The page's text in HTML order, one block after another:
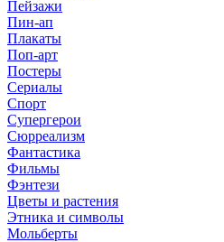
Пейзажи
Пин-ап
Плакаты
Поп-арт
Постеры
Сериалы
Спорт
Супергерои
Сюрреализм
Фантастика
Фильмы
Фэнтези
Цветы и растения
Этника и символы
Мольберты